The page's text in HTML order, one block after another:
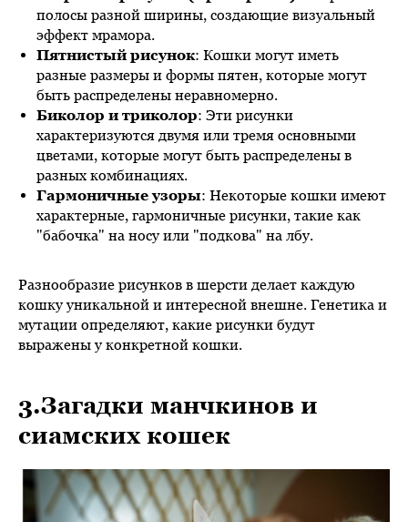
полосы разной ширины, создающие визуальный
эффект мрамора.
Пятнистый рисунок: Кошки могут иметь
разные размеры и формы пятен, которые могут
быть распределены неравномерно.
Биколор и триколор: Эти рисунки
характеризуются двумя или тремя основными
цветами, которые могут быть распределены в
разных комбинациях.
Гармоничные узоры: Некоторые кошки имеют
характерные, гармоничные рисунки, такие как
"бабочка" на носу или "подкова" на лбу.
Разнообразие рисунков в шерсти делает каждую
кошку уникальной и интересной внешне. Генетика и
мутации определяют, какие рисунки будут
выражены у конкретной кошки.
3.Загадки манчкинов и
сиамских кошек